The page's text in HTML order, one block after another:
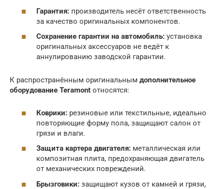
Гарантия: производитель несёт ответственность
за качество оригинальных компонентов.
Сохранение гарантии на автомобиль: установка
оригинальных аксессуаров не ведёт к
аннулированию заводской гарантии.
К распространённым оригинальным дополнительное
оборудование Teramont относятся:
Коврики: резиновые или текстильные, идеально
повторяющие форму пола, защищают салон от
грязи и влаги.
Защита картера двигателя: металлическая или
композитная плита, предохраняющая двигатель
от механических повреждений.
Брызговики: защищают кузов от камней и грязи,